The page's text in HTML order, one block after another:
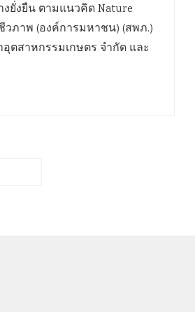
ยั่งยืน ตามแนวคิด Nature
ภาพ (องค์การมหาชน) (สพภ.)
ตสาหกรรมเกษตร จำกัด และ